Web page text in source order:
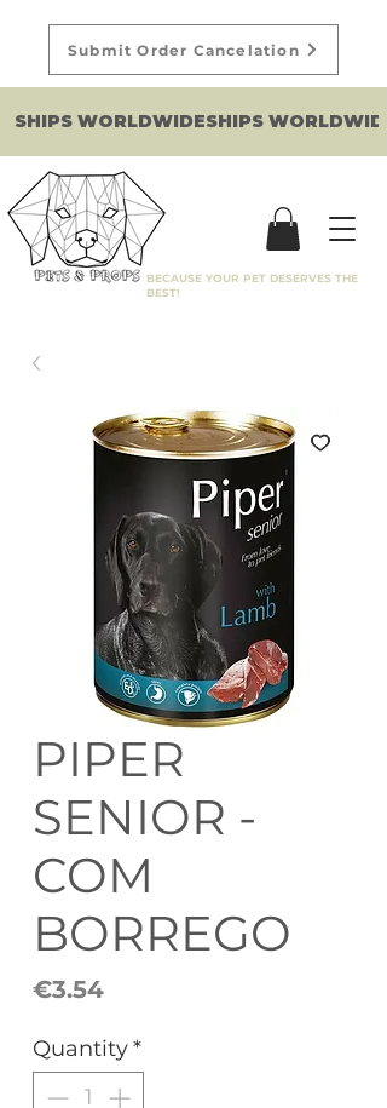
BECAUSE YOUR PET DESERVES THE
BEST!
SHIPS WORLDWIDE
Submit Order Cancelation
PIPER
SENIOR -
COM
BORREGO
€3.54Price
Quantity*